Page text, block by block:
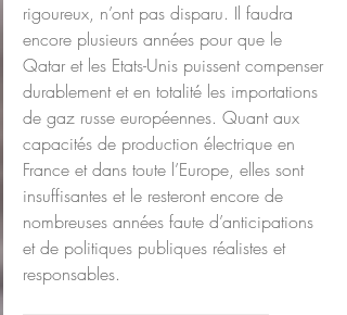
rigoureux, n’ont pas disparu. Il faudra
encore plusieurs années pour que le
Qatar et les Etats-Unis puissent compenser
durablement et en totalité les importations
de gaz russe européennes. Quant aux
capacités de production électrique en
France et dans toute l’Europe, elles sont
insuffisantes et le resteront encore de
nombreuses années faute d’anticipations
et de politiques publiques réalistes et
responsables.